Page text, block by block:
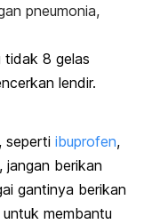
pneumonia,
tidak 8 gelas
lendir.
seperti ibuprofen,
jangan berikan
gantinya berikan
membantu